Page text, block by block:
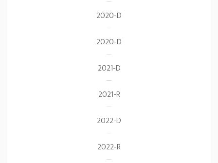
2020-D
2020-D
2021-D
2021-R
2022-D
2022-R